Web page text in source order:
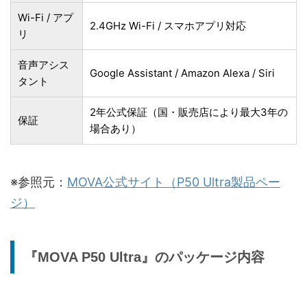
Wi-Fi / アプ
リ
2.4GHz Wi-Fi / スマホアプリ対応
音声アシス
タント
Google Assistant / Amazon Alexa / Siri
保証
2年公式保証（国・販売店により最大3年の
場合あり）
※参照元： MOVA公式サイト（P50 Ultra製品ペー
ジ）
『MOVA P50 Ultra』のパッケージ内容